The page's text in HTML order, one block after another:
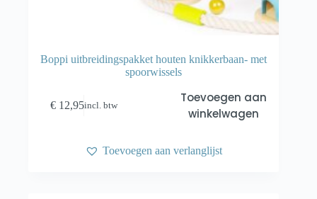
Boppi uitbreidingspakket houten knikkerbaan- met
spoorwissels
€ 12,95incl. btw
Toevoegen aan
winkelwagen
Toevoegen aan verlanglijst